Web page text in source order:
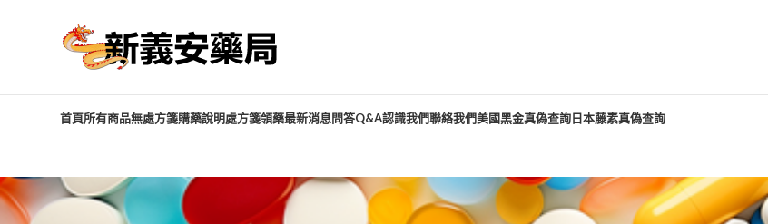
首頁所有商品無處方箋購藥說明處方箋領藥最新消息問答Q&A認識我們聯絡我們美國黑金真偽查詢日本藤素真偽查詢